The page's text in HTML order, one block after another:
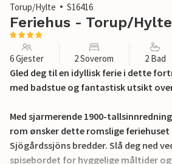
Torup/Hylte
S16416
Feriehus - Torup/
6 Gjester 2 Soverom 2 Bad
Gled deg til en idyllisk ferie i dette
med badstue og fantastisk utsikt
Med sjarmerende 1900-
rom ønsker dette romslige
Sjögårdssjöns bredder. Slå deg ned
spisebordet for hyggelige måltider